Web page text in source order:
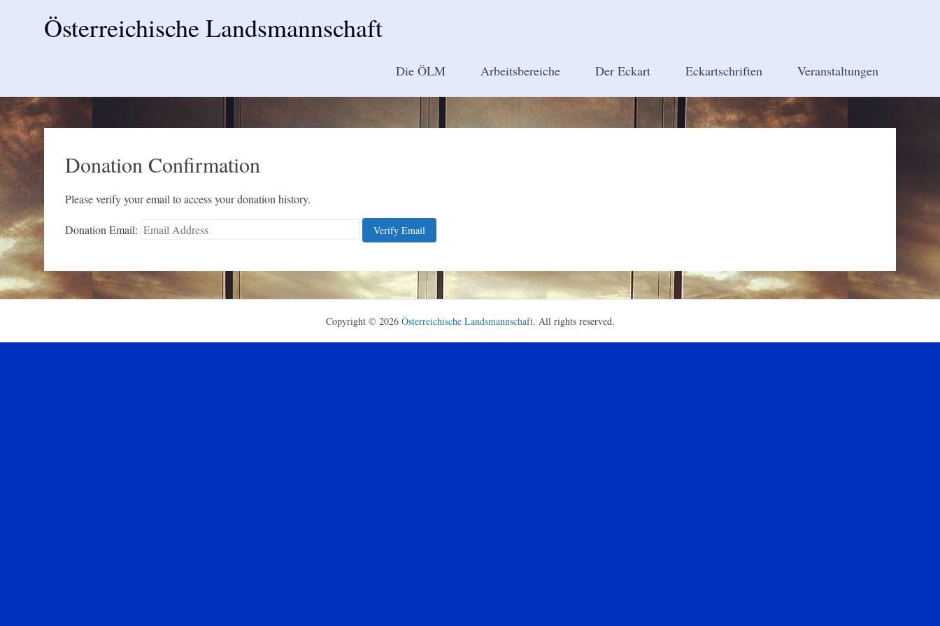
Skip
to
content
Österreichische Landsmannschaft
Die ÖLM Arbeitsbereiche Der Eckart Eckartschriften Veranstaltungen
Donation Confirmation
Please verify your email to access your donation history.
Donation Email:
Copyright © 2026 Österreichische Landsmannschaft. All rights reserved.